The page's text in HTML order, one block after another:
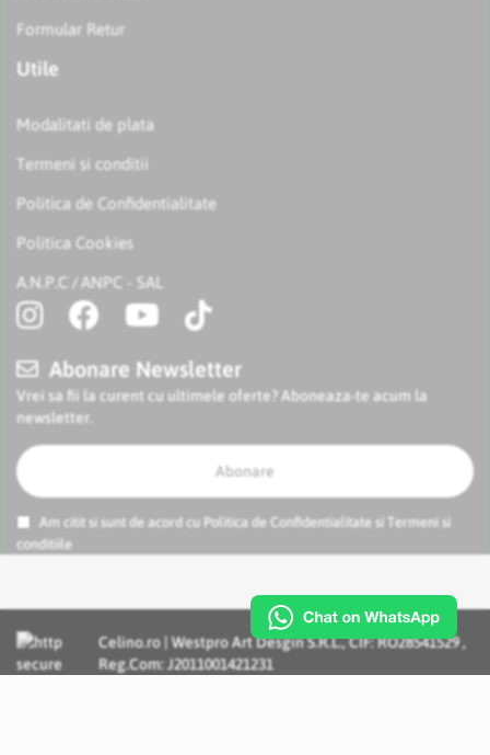
Formular Retur
Utile
Modalitati de plata
Termeni si conditii
Politica de Confidentialitate
Politica Cookies
A.N.P.C / ANPC - SAL
Abonare Newsletter
Vrei sa fii la curent cu ultimele oferte? Aboneaza-te acum la
newsletter.
Abonare
Am citit si sunt de acord cu Politica de Confidentialitate si
Termeni si
conditiile
Celino.ro | Westpro Art Desgin S.R.L., CIF: RO28541529 ,
Reg.Com: J2011001421231